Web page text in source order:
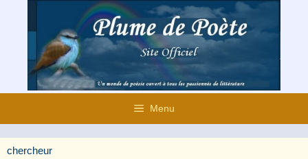
contenu
Menu
chercheur